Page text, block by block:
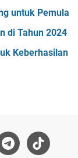
untuk Pemula
di Tahun 2024
Keberhasilan